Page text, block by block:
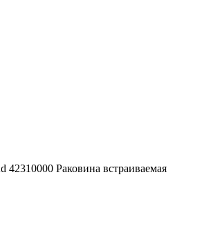
42310000 Раковина встраиваемая